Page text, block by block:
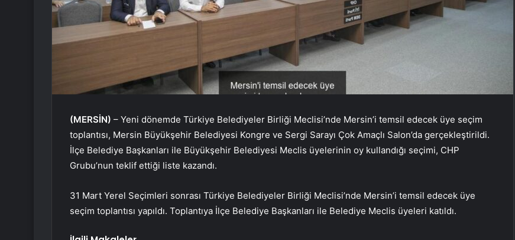
(MERSİN) – Yeni dönemde Türkiye Belediyeler Birliği Meclisi’nde Mersin’i temsil edecek üye seçim
toplantısı, Mersin Büyükşehir Belediyesi Kongre ve Sergi Sarayı Çok Amaçlı Salon’da gerçekleştirildi.
İlçe Belediye Başkanları ile Büyükşehir Belediyesi Meclis üyelerinin oy kullandığı seçimi, CHP
Grubu’nun teklif ettiği liste kazandı.
31 Mart Yerel Seçimleri sonrası Türkiye Belediyeler Birliği Meclisi’nde Mersin’i temsil edecek üye
seçim toplantısı yapıldı. Toplantıya İlçe Belediye Başkanları ile Belediye Meclis üyeleri katıldı.